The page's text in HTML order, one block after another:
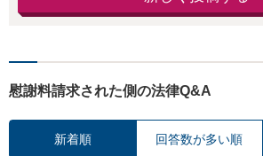
慰謝料請求された側の法律Q&A
新着順 回答数が多い順